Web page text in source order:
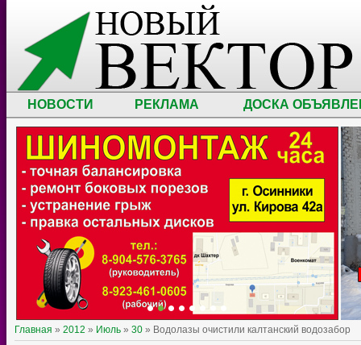
НОВОСТИ РЕКЛАМА ДОСКА
Главная » 2012 » Июль » 30 » Водолазы очистили калтанский водозабор